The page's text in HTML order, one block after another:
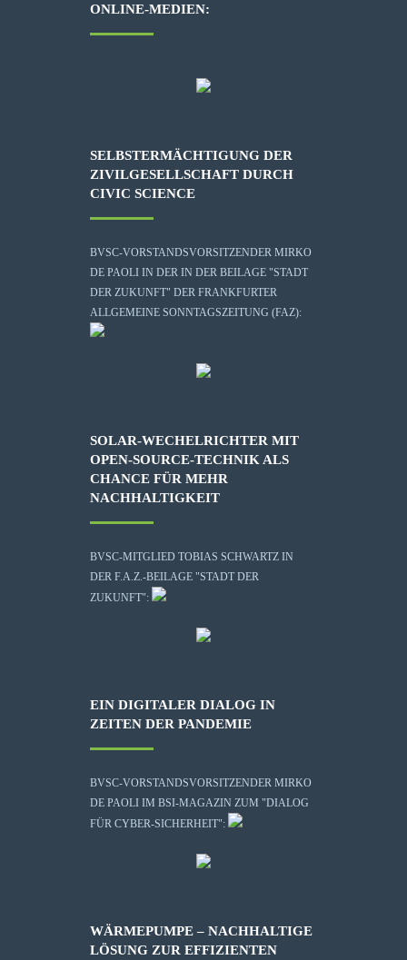
ONLINE-MEDIEN:
SELBSTERMÄCHTIGUNG DER
ZIVILGESELLSCHAFT DURCH
CIVIC SCIENCE
BVSC-VORSTANDSVORSITZENDER MIRKO
DE PAOLI IN DER IN DER BEILAGE "STADT
DER ZUKUNFT" DER FRANKFURTER
ALLGEMEINE SONNTAGSZEITUNG (FAZ):
SOLAR-WECHELRICHTER MIT
OPEN-SOURCE-TECHNIK ALS
CHANCE FÜR MEHR
NACHHALTIGKEIT
BVSC-MITGLIED TOBIAS SCHWARTZ IN
DER F.A.Z.-BEILAGE "STADT DER
ZUKUNFT":
EIN DIGITALER DIALOG IN
ZEITEN DER PANDEMIE
BVSC-VORSTANDSVORSITZENDER MIRKO
DE PAOLI IM BSI-MAGAZIN ZUM "DIALOG
FÜR CYBER-SICHERHEIT":
WÄRMEPUMPE – NACHHALTIGE
LÖSUNG ZUR EFFIZIENTEN